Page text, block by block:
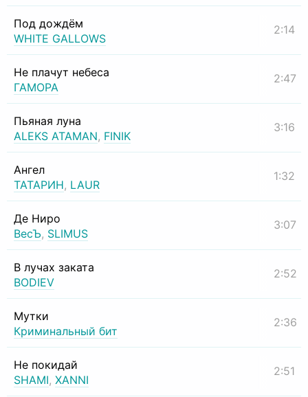
Под дождём
WHITE GALLOWS
2:14
Не плачут небеса
ГАМОРА
2:47
Пьяная луна
ALEKS ATAMAN, FINIK
3:16
Ангел
ТАТАРИН, LAUR
1:32
Де Ниро
ВесЪ, SLIMUS
3:07
В лучах заката
BODIEV
2:52
Мутки
Криминальный бит
2:36
Не покидай
SHAMI, XANNI
2:51